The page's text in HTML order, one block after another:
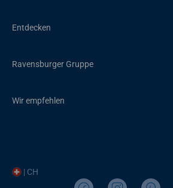
Entdecken
Ravensburger Gruppe
Wir empfehlen
| CH